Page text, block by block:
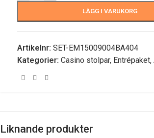
LÄGG I VARUKORG
Artikelnr: SET-EM15009004BA404
Kategorier: Casino stolpar, Entrépaket,
Liknande produkter